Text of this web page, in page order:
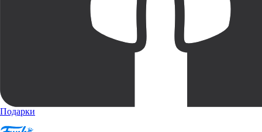
Подарки